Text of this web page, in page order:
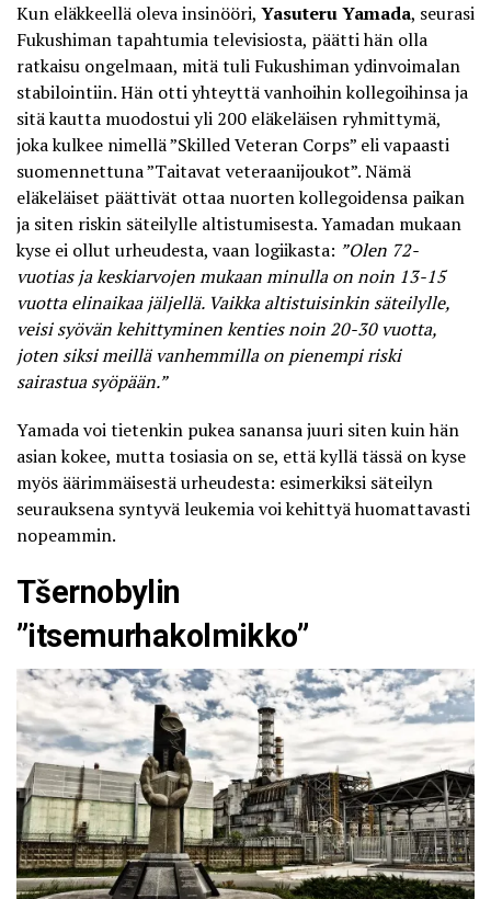
Kun eläkkeellä oleva insinööri, Yasuteru Yamada, seurasi
Fukushiman tapahtumia televisiosta, päätti hän olla
ratkaisu ongelmaan, mitä tuli Fukushiman ydinvoimalan
stabilointiin. Hän otti yhteyttä vanhoihin kollegoihinsa ja
sitä kautta muodostui yli 200 eläkeläisen ryhmittymä,
joka kulkee nimellä ”Skilled Veteran Corps” eli vapaasti
suomennettuna ”Taitavat veteraanijoukot”. Nämä
eläkeläiset päättivät ottaa nuorten kollegoidensa paikan
ja siten riskin säteilylle altistumisesta.Yamadan mukaan
kyse ei ollut urheudesta, vaan logiikasta: ”Olen 72-
vuotias ja keskiarvojen mukaan minulla on noin 13-15
vuotta elinaikaa jäljellä. Vaikka altistuisinkin säteilylle,
veisi syövän kehittyminen kenties noin 20-30 vuotta,
joten siksi meillä vanhemmilla on pienempi riski
sairastua syöpään.”
Yamada voi tietenkin pukea sanansa juuri siten kuin hän
asian kokee, mutta tosiasia on se, että kyllä tässä on kyse
myös äärimmäisestä urheudesta: esimerkiksi säteilyn
seurauksena syntyvä leukemia voi kehittyä huomattavasti
nopeammin.
Tšernobylin
”itsemurhakolmikko”